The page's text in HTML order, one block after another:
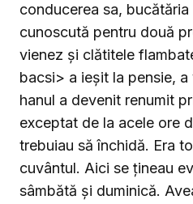
conducerea sa,
cunoscută pentru două
vienez și clătitele
bacsi> a ieșit la pensie,
hanul a devenit renumit
exceptat de la acele ore
trebuiau să închidă. Era
cuvântul. Aici se țineau
sâmbătă și duminică.